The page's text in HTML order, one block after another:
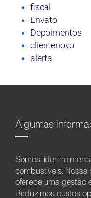
fiscal
Envato
Depoimentos
clientenovo
alerta
Algumas
Somos líder no
combustíveis. Nossa
oferece uma gestão
Reduzimos custos